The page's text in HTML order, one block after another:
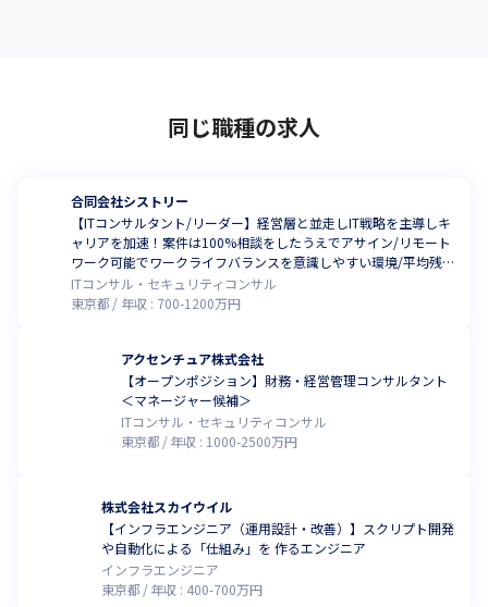
同じ職種の求人
合同会社シストリー
【ITコンサルタント/リーダー】経営層と並走しIT戦略を主導しキ
ャリアを加速！案件は100%相談をしたうえでアサイン/リモート
ワーク可能でワークライフバランスを意識しやすい環境/平均残業
12.0h
ITコンサル・セキュリティコンサル
東京都
年収 : 700-1200万円
アクセンチュア株式会社
【オープンポジション】財務・経営管理コンサルタント
＜マネージャー候補＞
ITコンサル・セキュリティコンサル
東京都
年収 : 1000-2500万円
株式会社スカイウイル
【インフラエンジニア（運用設計・改善）】スクリプト開発
や自動化による「仕組み」を 作るエンジニア
インフラエンジニア
東京都
年収 : 400-700万円